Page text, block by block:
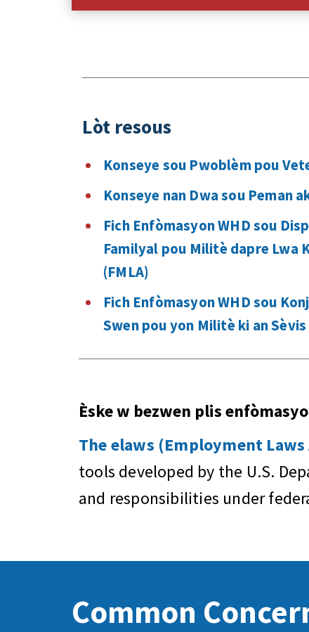
Lòt resous
Konseye sou Pwoblèm pou
Konseye nan Dwa sou Peman
Fich Enfòmasyon WHD sou
Familyal pou Militè dapre Lwa
(FMLA)
Fich Enfòmasyon WHD sou
Swen pou yon Militè ki an
Èske w bezwen plis
The elaws (Employment
tools developed by the U.S.
and responsibilities under
Common